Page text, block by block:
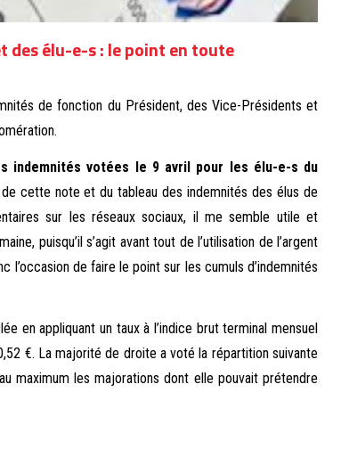
des élu-e-s : le point en toute
de fonction du Président, des Vice-Présidents et
indemnités votées le 9 avril pour les élu-e-s du
cette note et du tableau des indemnités des élus de
sur les réseaux sociaux, il me semble utile et
puisqu’il s’agit avant tout de l’utilisation de l’argent
de faire le point sur les cumuls d’indemnités
en appliquant un taux à l’indice brut terminal mensuel
€. La majorité de droite a voté la répartition suivante
maximum les majorations dont elle pouvait prétendre